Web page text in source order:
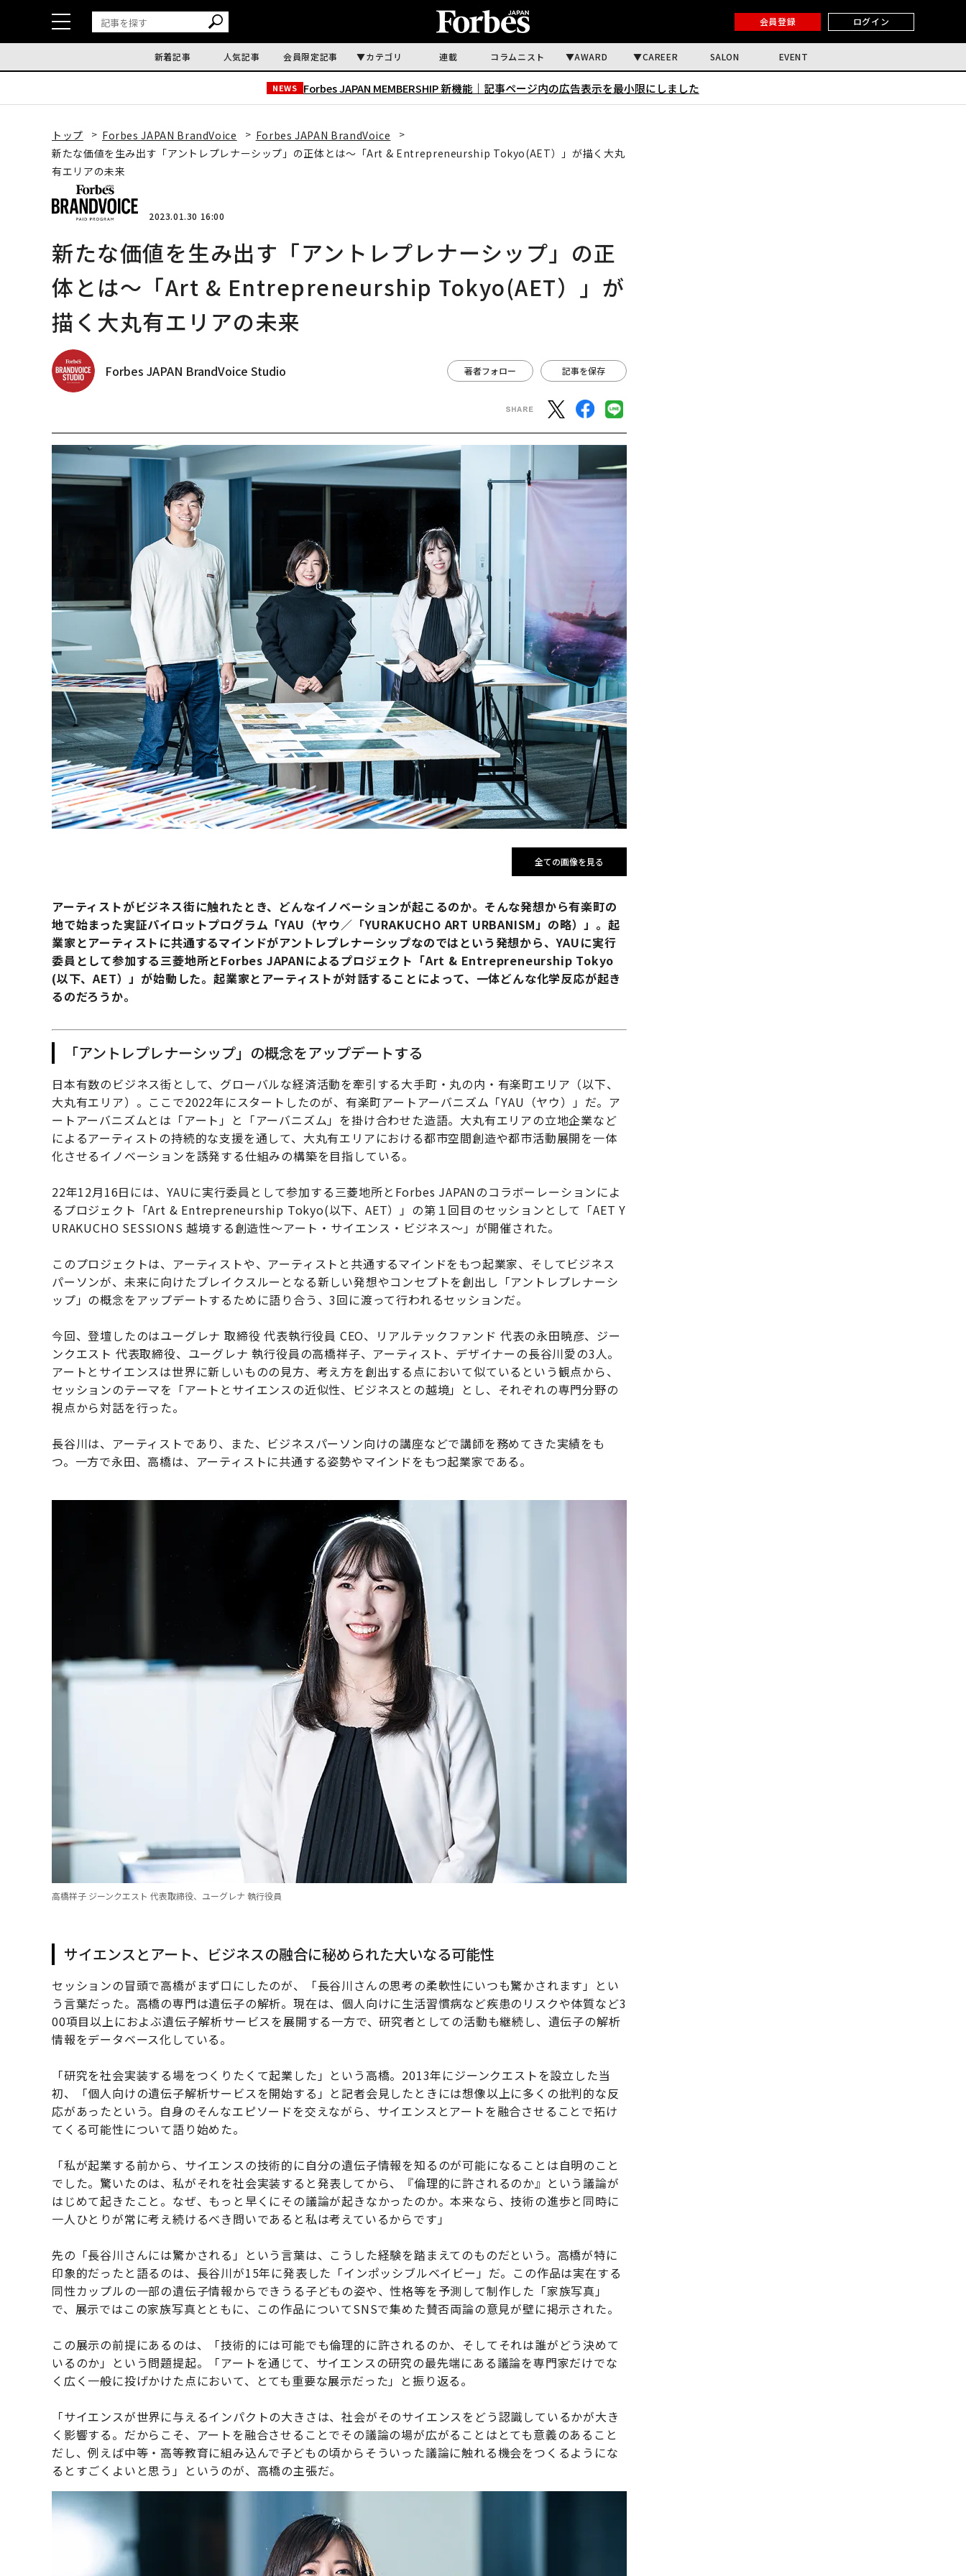
会員登録 ログイン
新着記事 人気記事 会員限定記事 カテゴリ 連載 コラムニスト AWARD CAREER SALON EVENT
NEWS Forbes JAPAN MEMBERSHIP 新機能｜ 記事ページ内の広告表示を最小限にしました
トップ Forbes JAPAN BrandVoice
Forbes JAPAN BrandVoice
新たな価値を生み出す「アントレプレナーシップ」の正体とは〜「Art & Entrepreneurship Tokyo(AET）」が描く⼤丸
有エリアの未来
2023.01.30 16:00
新たな価値を生み出す「アントレプレナーシップ」の正
体とは〜「Art & Entrepreneurship Tokyo(AET）」が
描く⼤丸有エリアの未来
Forbes JAPAN BrandVoice Studio 著者フォロー 記事を保存
全ての画像を見る
アーティストがビジネス街に触れたとき、どんなイノベーションが起こるのか。そんな発想から有楽町の
地で始まった実証パイロットプログラム「YAU（ヤウ／「YURAKUCHO ART URBANISM」の略）」。起
業家とアーティストに共通するマインドがアントレプレナーシップなのではという発想から、YAUに実行
委員として参加する三菱地所とForbes JAPANによるプロジェクト「Art & Entrepreneurship Tokyo
(以下、AET）」が始動した。起業家とアーティストが対話することによって、一体どんな化学反応が起き
るのだろうか。
「アントレプレナーシップ」の概念をアップデートする
⽇本有数のビジネス街として、グローバルな経済活動を牽引する⼤⼿町・丸の内・有楽町エリア（以下、
⼤丸有エリア）。ここで2022年にスタートしたのが、有楽町アートアーバニズム「YAU（ヤウ）」だ。ア
ートアーバニズムとは「アート」と「アーバニズム」を掛け合わせた造語。大丸有エリアの立地企業など
によるアーティストの持続的な支援を通して、大丸有エリアにおける都市空間創造や都市活動展開を一体
化させるイノベーションを誘発する仕組みの構築を目指している。
22年12月16日には、YAUに実行委員として参加する三菱地所とForbes JAPANのコラボーレーションによ
るプロジェクト「Art & Entrepreneurship Tokyo(以下、AET）」の第１回目のセッションとして「AET Y
URAKUCHO SESSIONS 越境する創造性〜アート・サイエンス・ビジネス〜」が開催された。
このプロジェクトは、アーティストや、アーティストと共通するマインドをもつ起業家、そしてビジネス
パーソンが、未来に向けたブレイクスルーとなる新しい発想やコンセプトを創出し「アントレプレナーシ
ップ」の概念をアップデートするために語り合う、3回に渡って行われるセッションだ。
今回、登壇したのはユーグレナ 取締役 代表執行役員 CEO、リアルテックファンド 代表の永田暁彦、ジー
ンクエスト 代表取締役、ユーグレナ 執行役員の高橋祥子、アーティスト、デザイナーの長谷川愛の3人。
アートとサイエンスは世界に新しいものの見方、考え方を創出する点において似ているという観点から、
セッションのテーマを「アートとサイエンスの近似性、ビジネスとの越境」とし、それぞれの専門分野の
視点から対話を行った。
長谷川は、アーティストであり、また、ビジネスパーソン向けの講座などで講師を務めてきた実績をも
つ。一方で永田、高橋は、アーティストに共通する姿勢やマインドをもつ起業家である。
高橋祥子 ジーンクエスト 代表取締役、ユーグレナ 執行役員
サイエンスとアート、ビジネスの融合に秘められた大いなる可能性
セッションの冒頭で高橋がまず口にしたのが、「長谷川さんの思考の柔軟性にいつも驚かされます」とい
う言葉だった。高橋の専門は遺伝子の解析。現在は、個人向けに生活習慣病など疾患のリスクや体質など3
00項目以上におよぶ遺伝子解析サービスを展開する一方で、研究者としての活動も継続し、遺伝子の解析
情報をデータベース化している。
「研究を社会実装する場をつくりたくて起業した」という高橋。2013年にジーンクエストを設立した当
初、「個人向けの遺伝子解析サービスを開始する」と記者会見したときには想像以上に多くの批判的な反
応があったという。自身のそんなエピソードを交えながら、サイエンスとアートを融合させることで拓け
てくる可能性について語り始めた。
「私が起業する前から、サイエンスの技術的に自分の遺伝子情報を知るのが可能になることは自明のこと
でした。驚いたのは、私がそれを社会実装すると発表してから、『倫理的に許されるのか』という議論が
はじめて起きたこと。なぜ、もっと早くにその議論が起きなかったのか。本来なら、技術の進歩と同時に
一人ひとりが常に考え続けるべき問いであると私は考えているからです」
先の「長谷川さんには驚かされる」という言葉は、こうした経験を踏まえてのものだという。高橋が特に
印象的だったと語るのは、長谷川が15年に発表した「インポッシブルベイビー」だ。この作品は実在する
同性カップルの一部の遺伝子情報からできうる子どもの姿や、性格等を予測して制作した「家族写真」
で、展示ではこの家族写真とともに、この作品についてSNSで集めた賛否両論の意見が壁に掲示された。
この展示の前提にあるのは、「技術的には可能でも倫理的に許されるのか、そしてそれは誰がどう決めて
いるのか」という問題提起。「アートを通じて、サイエンスの研究の最先端にある議論を専門家だけでな
く広く一般に投げかけた点において、とても重要な展示だった」と振り返る。
「サイエンスが世界に与えるインパクトの大きさは、社会がそのサイエンスをどう認識しているかが大き
く影響する。だからこそ、アートを融合させることでその議論の場が広がることはとても意義のあること
だし、例えば中等・高等教育に組み込んで子どもの頃からそういった議論に触れる機会をつくるようにな
るとすごくよいと思う」というのが、高橋の主張だ。